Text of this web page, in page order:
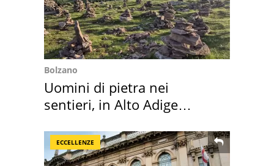
Bolzano
Uomini di pietra nei
sentieri, in Alto Adige
ECCELLENZE